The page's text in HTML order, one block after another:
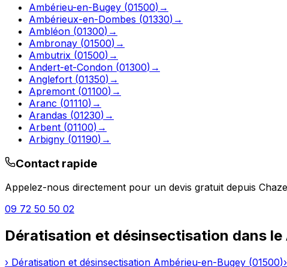
Ambérieu-en-Bugey (01500) →
Ambérieux-en-Dombes (01330) →
Ambléon (01300) →
Ambronay (01500) →
Ambutrix (01500) →
Andert-et-Condon (01300) →
Anglefort (01350) →
Apremont (01100) →
Aranc (01110) →
Arandas (01230) →
Arbent (01100) →
Arbigny (01190) →
Contact rapide
Appelez-nous directement pour un devis gratuit depuis
09 72 50 50 02
Dératisation et désinsectisation dans le
› Dératisation et désinsectisation Ambérieu-en-Bugey (01500)›